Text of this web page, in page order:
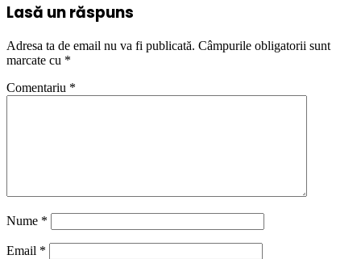
Lasă un răspuns
Adresa ta de email nu va fi publicată. Câmpurile obligatorii sunt
marcate cu *
Comentariu *
Nume *
Email *